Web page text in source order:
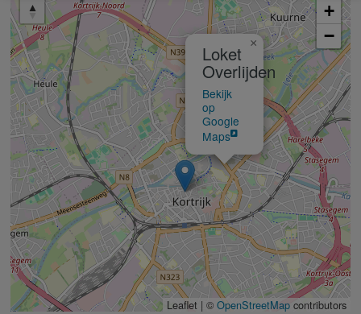
Loket
Overlijden
Bekijk
op
Google
Maps
×
+
−
Leaflet | ©OpenStreetMap contributors